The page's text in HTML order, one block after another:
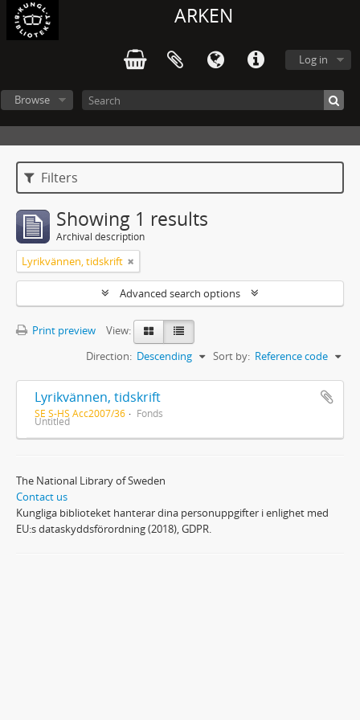
ARKEN
Log in
Browse
Filters
Showing 1 results
Archival description
Lyrikvännen, tidskrift
Advanced search options
Print preview
View:
Sort by: Reference code
Direction: Descending
Lyrikvännen, tidskrift
SE S-HS Acc2007/36 Fonds
Untitled
The National Library of Sweden
Contact us
Kungliga biblioteket hanterar dina personuppgifter i enlighet med
EU:s dataskyddsförordning (2018), GDPR.